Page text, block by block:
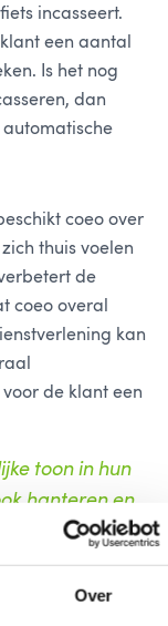
Over
incasseert.
een aantal
Is het nog
dan
coeo over
thuis voelen
de
coeo overal
kan
de klant een
toon in hun
hanteren en
awesome